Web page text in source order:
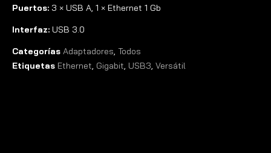
Puertos: 3 × USB A, 1 × Ethernet 1 Gb
Interfaz: USB 3.0
Categorías Adaptadores, Todos
Etiquetas Ethernet, Gigabit, USB3, Versátil